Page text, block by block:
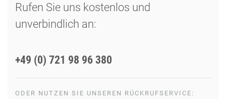
Rufen Sie uns kostenlos und
unverbindlich an:
+49 (0) 721 98 96 380
ODER NUTZEN SIE UNSEREN RÜCKRUFSERVICE: